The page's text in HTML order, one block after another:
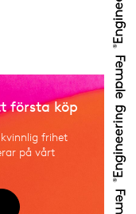
första köp
frihet
på vårt